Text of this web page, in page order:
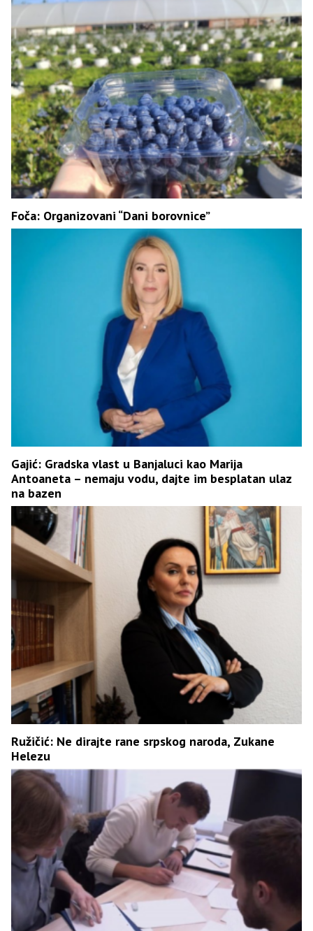
Foča: Organizovani “Dani borovnice”
Gajić: Gradska vlast u Banjaluci kao Marija
Antoaneta – nemaju vodu, dajte im besplatan ulaz
na bazen
Ružičić: Ne dirajte rane srpskog naroda, Zukane
Helezu